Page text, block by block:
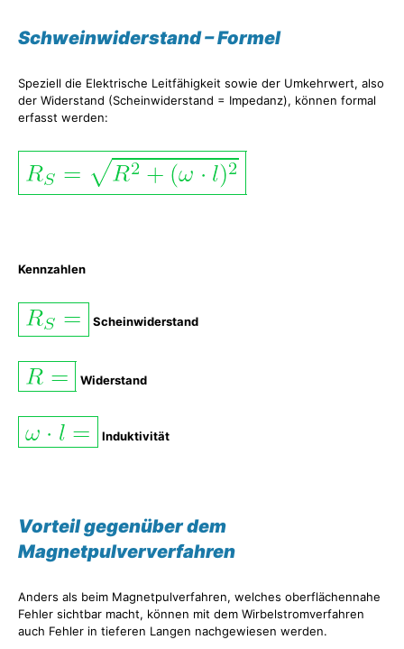
Schweinwiderstand – Formel
Speziell die Elektrische Leitfähigkeit sowie der Umkehrwert, also
der Widerstand (Scheinwiderstand = Impedanz), können formal
erfasst werden:
Kennzahlen
Scheinwiderstand
Widerstand
Induktivität
Vorteil gegenüber dem
Magnetpulververfahren
Anders als beim Magnetpulverfahren, welches oberflächennahe
Fehler sichtbar macht, können mit dem Wirbelstromverfahren
auch Fehler in tieferen Langen nachgewiesen werden.